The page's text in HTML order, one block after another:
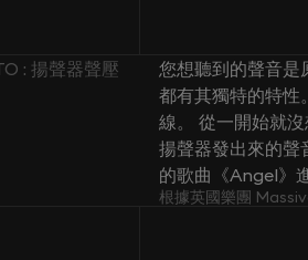
: 揚聲器聲壓
您想聽到的聲音是
都有其獨特的特性
線。 從一開始就
揚聲器發出來的
的歌曲《Angel》
根據英國樂團